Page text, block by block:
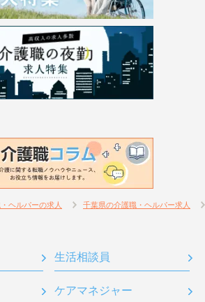
ヘルパーの求人 千葉県の介護職・ヘルパー求人
生活相談員
ケアマネジャー